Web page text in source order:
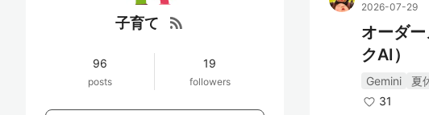
子育て rss_feed
96
posts
19
followers
2026-07-29
オーダ
クAI）
Gemini 夏
31